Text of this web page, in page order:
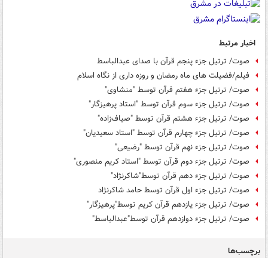
اخبار مرتبط
صوت/ ترتیل جزء پنجم قرآن با صدای عبدالباسط
فیلم/فضیلت های ماه رمضان و روزه داری از نگاه اسلام
صوت/ ترتیل جزء هفتم قرآن توسط "منشاوی"
صوت/ ترتیل جزء سوم قرآن توسط "استاد پرهیزگار"
صوت/ ترتیل جزء هشتم قرآن توسط "صیاف‌زاده"
صوت/ ترتیل جزء چهارم قرآن توسط "استاد سعیدیان"
صوت/ ترتیل جزء نهم قرآن توسط "رضیعی"
صوت/ ترتیل جزء دوم قرآن توسط "استاد کریم منصوری"
صوت/ ترتیل جزء دهم قرآن توسط"شاکرنژاد"
صوت/ ترتیل جزء اول قرآن توسط حامد شاکرنژاد
صوت/ ترتیل جزء یازدهم قرآن کریم توسط"پرهیزگار"
صوت/ ترتیل جزء دوازدهم قرآن توسط"عبدالباسط"
برچسب‌ها